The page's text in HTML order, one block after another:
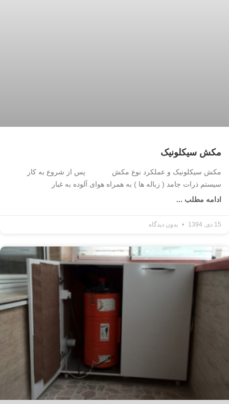
مکش سیکلونیک
مکش سیکلونیک و عملکرد نوع مکش پس از شروع به کار
سیستم ذرات جامد ( زباله ها ) به همراه هوای آلوده به غبار
ادامه مطلب ...
15 دی, 1394 بدون دیدگاه